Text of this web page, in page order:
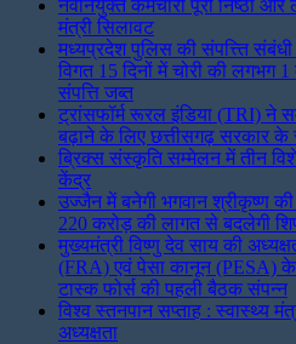
नवनियुक्त कर्मचारी पूरी निष्ठा
मंत्री सिलावट
मध्यप्रदेश पुलिस की संपत्त्ति संबंधी
विगत 15 दिनों में चोरी की
संपत्ति जब्‍त
ट्रांसफॉर्म रूरल इंडिया (TRI) ने
बढ़ाने के लिए छत्तीसगढ़ सरकार के
ब्रिक्स संस्कृति सम्मेलन में तीन
केंद्र
उज्जैन में बनेगी भगवान श्रीकृष्ण
220 करोड़ की लागत से बदलेगी
मुख्यमंत्री विष्णु देव साय की
(FRA) एवं पेसा कानून (PESA) के
टास्क फोर्स की पहली बैठक संपन्न
विश्व स्तनपान सप्ताह : स्वास्थ्य
अध्यक्षता